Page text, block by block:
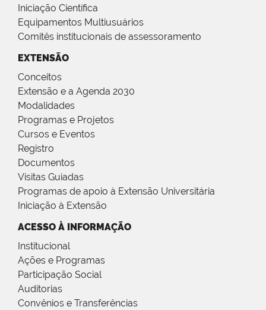
Iniciação Científica
Equipamentos Multiusuários
Comitês institucionais de assessoramento
EXTENSÃO
Conceitos
Extensão e a Agenda 2030
Modalidades
Programas e Projetos
Cursos e Eventos
Registro
Documentos
Visitas Guiadas
Programas de apoio à Extensão Universitária
Iniciação à Extensão
ACESSO À INFORMAÇÃO
Institucional
Ações e Programas
Participação Social
Auditorias
Convênios e Transferências